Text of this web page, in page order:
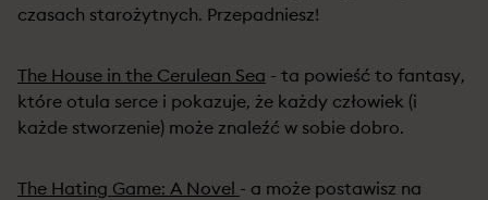
czasach starożytnych. Przepadniesz!
The House in the Cerulean Sea - ta powieść to fantasy,
które otula serce i pokazuje, że każdy człowiek (i
każde stworzenie) może znaleźć w sobie dobro.
The Hating Game: A Novel - a może postawisz na